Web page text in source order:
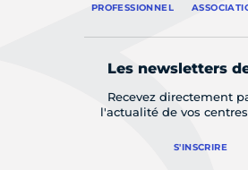
PROFESSIONNEL
Les newsletters
Recevez directement
l'actualité de vos
S'INSCRIRE